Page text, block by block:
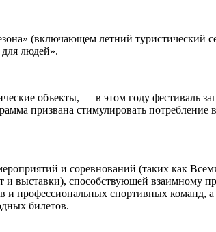
(включающем летний туристический
людей».
объекты, — в этом году фестиваль
призвана стимулировать потребление в
и соревнований (таких как
и выставки), способствующей взаимному
и профессиональных спортивных команд,
билетов.